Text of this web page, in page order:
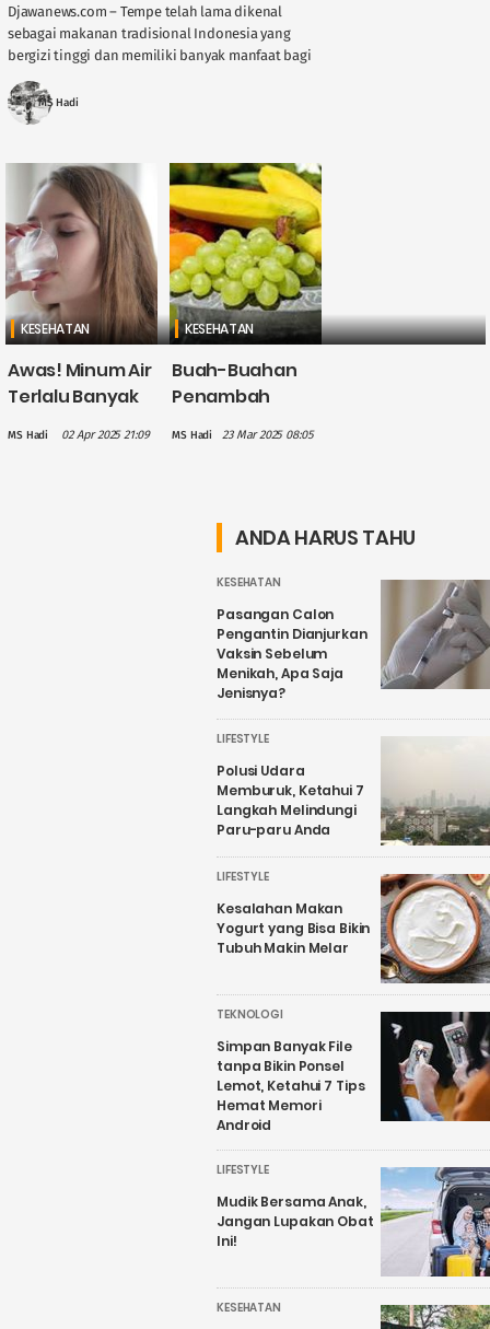
Djawanews.com – Tempe telah lama dikenal
sebagai makanan tradisional Indonesia yang
bergizi tinggi dan memiliki banyak manfaat bagi
kesehatan. Kebanyakan orang mengonsumsi
tempe setelah dimasak, baik digoreng, ....
MS Hadi
KESEHATAN
Awas! Minum Air
Terlalu Banyak
Singkat Bisa
MS Hadi 02 Apr 2025 21:09
KESEHATAN
Buah-Buahan
Penambah
Buka Puasa
MS Hadi 23 Mar 2025 08:05
ANDA HARUS TAHU
KESEHATAN
Pasangan Calon
Pengantin Dianjurkan
Vaksin Sebelum
Menikah, Apa Saja
Jenisnya?
LIFESTYLE
Polusi Udara
Memburuk, Ketahui 7
Langkah Melindungi
Paru-paru Anda
LIFESTYLE
Kesalahan Makan
Yogurt yang Bisa Bikin
Tubuh Makin Melar
TEKNOLOGI
Simpan Banyak File
tanpa Bikin Ponsel
Lemot, Ketahui 7 Tips
Hemat Memori
Android
LIFESTYLE
Mudik Bersama Anak,
Jangan Lupakan Obat
Ini!
KESEHATAN